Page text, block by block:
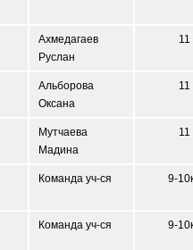
Ахмедагаев
Руслан
11
Альборова
Оксана
11
Мутчаева
Мадина
11
Команда уч-ся 9-
Команда уч-ся 9-